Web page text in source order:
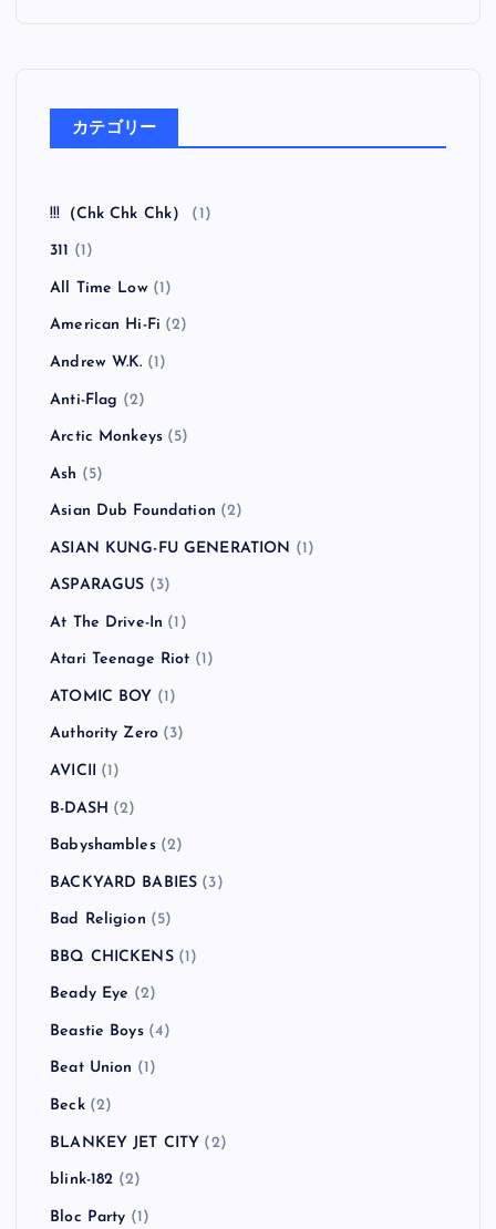
カテゴリー
!!!（Chk Chk Chk） (1)
311 (1)
All Time Low(1)
American Hi-Fi (2)
Andrew W.K. (1)
Anti-Flag (2)
Arctic Monkeys (5)
Ash (5)
Asian Dub Foundation (2)
ASIAN KUNG-FU GENERATION (1)
ASPARAGUS (3)
At The Drive-In (1)
Atari Teenage Riot (1)
ATOMIC BOY (1)
Authority Zero (3)
AVICII (1)
B-DASH (2)
Babyshambles(2)
BACKYARD BABIES (3)
Bad Religion (5)
BBQ CHICKENS(1)
Beady Eye (2)
Beastie Boys(4)
Beat Union (1)
Beck(2)
BLANKEY JET CITY (2)
blink-182 (2)
Bloc Party (1)